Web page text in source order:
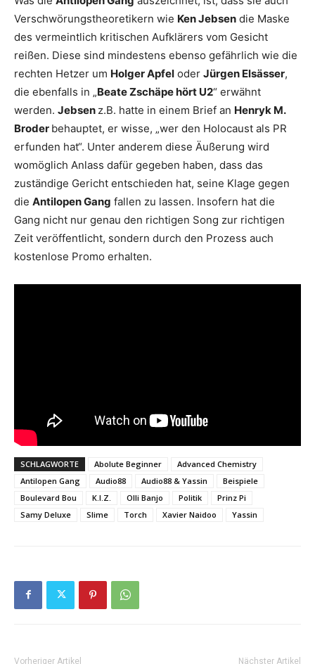
Verschwörungstheoretikern wie Ken Jebsen die Maske
des vermeintlich kritischen Aufklärers vom Gesicht
reißen. Diese sind mindestens ebenso gefährlich wie die
rechten Hetzer um Holger Apfel oder Jürgen Elsässer,
die ebenfalls in „Beate Zschäpe hört U2“ erwähnt
werden. Jebsen z.B. hatte in einem Brief an Henryk M.
Broder behauptet, er wisse, „wer den Holocaust als PR
erfunden hat“. Unter anderem diese Äußerung wird
womöglich Anlass dafür gegeben haben, dass das
zuständige Gericht entschieden hat, seine Klage gegen
die Antilopen Gang fallen zu lassen. Insofern hat die
Gang nicht nur genau den richtigen Song zur richtigen
Zeit veröffentlicht, sondern durch den Prozess auch
kostenlose Promo erhalten.
SCHLAGWORTE Abolute Beginner
Advanced Chemistry
Antilopen Gang
Audio88 Audio88 & Yassin
Beispiele
Boulevard Bou
K.I.Z. Olli Banjo Politik
Prinz Pi
Samy Deluxe
Slime Torch Xavier Naidoo Yassin
Vorheriger Artikel Nächster Artikel